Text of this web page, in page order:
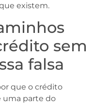
existem.
sem
falsa
que o crédito
uma parte do